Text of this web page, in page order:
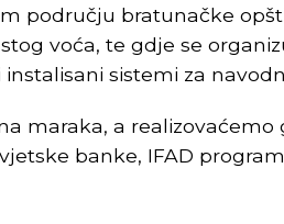
području bratunačke
voća, te gdje se
sistemi za
maraka, a realizovaćemo
banke, IFAD